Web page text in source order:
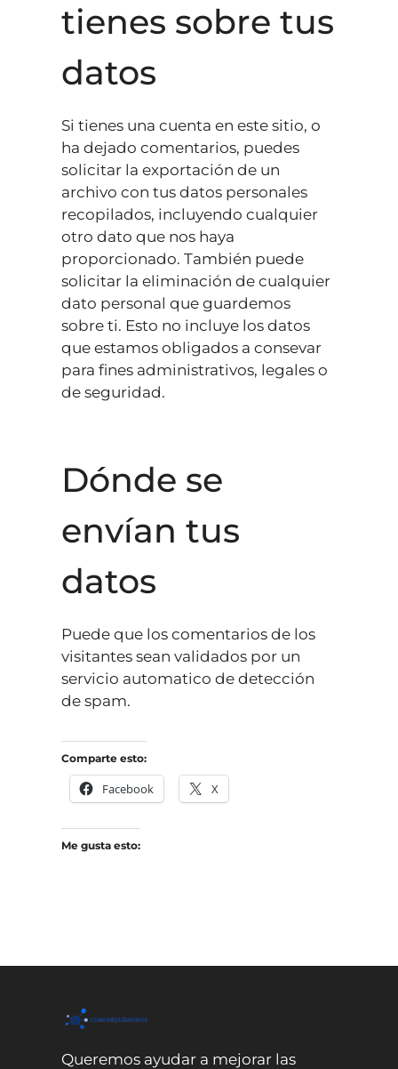
tienes sobre tus
datos
Si tienes una cuenta en este sitio, o
ha dejado comentarios, puedes
solicitar la exportación de un
archivo con tus datos personales
recopilados, incluyendo cualquier
otro dato que nos haya
proporcionado. También puede
solicitar la eliminación de cualquier
dato personal que guardemos
sobre ti. Esto no incluye los datos
que estamos obligados a consevar
para fines administrativos, legales o
de seguridad.
Dónde se
envían tus
datos
Puede que los comentarios de los
visitantes sean validados por un
servicio automatico de detección
de spam.
Comparte esto:
Facebook X
Me gusta esto:
Queremos ayudar a mejorar las